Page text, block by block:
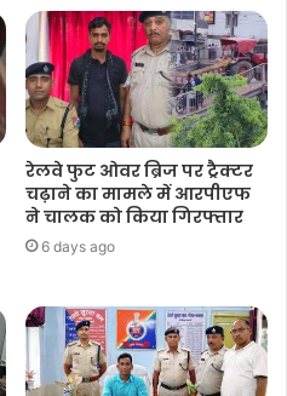
रेलवे फुट ओवर ब्रिज पर ट्रैक्टर
चढ़ाने का मामले में आरपीएफ
ने चालक को किया गिरफ्तार
6 days ago